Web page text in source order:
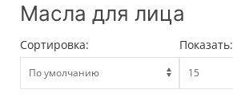
Масла для лица
Сортировка: Показать: